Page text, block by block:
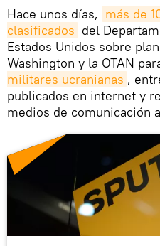
Hace unos días, más de
clasificados del
Estados Unidos sobre
Washington y la OTAN
militares ucranianas ,
publicados en internet y
medios de comunicación